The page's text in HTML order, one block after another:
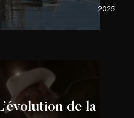
2025
de la